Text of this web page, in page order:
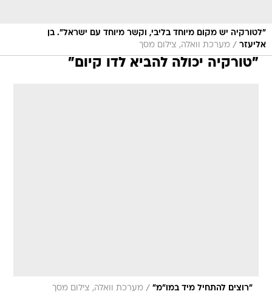
"לטורקיה יש מקום מיוחד בליבי, וקשר מיוחד עם ישראל". בן
אליעזר / מערכת וואלה, צילום מסך
"טורקיה יכולה להביא לדו קיום"
"רוצים להתחיל מיד במו"מ" / מערכת וואלה, צילום מסך